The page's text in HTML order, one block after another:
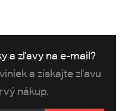
a zľavy na e-mail?
a získajte zľavu
nákup.